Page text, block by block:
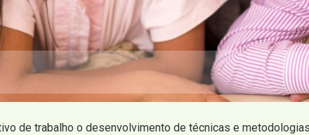
de trabalho o desenvolvimento de técnicas e